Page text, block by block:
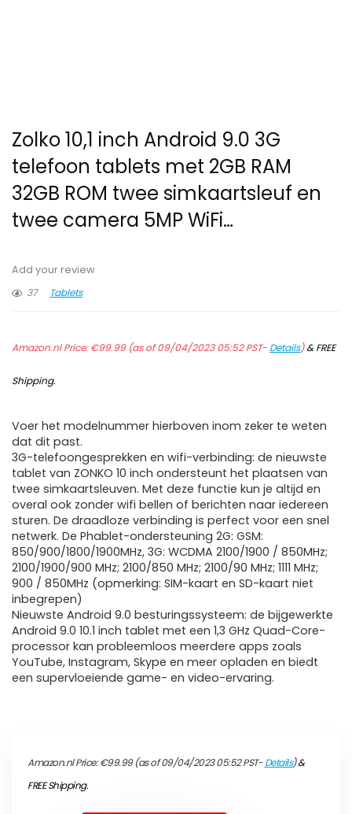
Zolko 10,1 inch Android 9.0 3G
telefoon tablets met 2GB RAM
32GB ROM twee simkaartsleuf en
twee camera 5MP WiFi…
Add your review
37
Tablets
Amazon.nl Price:€99.99(as of 09/04/2023 05:52 PST- Details)&FREE
Shipping.
Voer het modelnummer hierboven inom zeker te weten
dat dit past.
3G-telefoongesprekken en wifi-verbinding: de nieuwste
tablet van ZONKO 10 inch ondersteunt het plaatsen van
twee simkaartsleuven. Met deze functie kun je altijd en
overal ook zonder wifi bellen of berichten naar iedereen
sturen. De draadloze verbinding is perfect voor een snel
netwerk. De Phablet-ondersteuning 2G: GSM:
850/900/1800/1900MHz, 3G: WCDMA 2100/1900 / 850MHz;
2100/1900/900 MHz; 2100/850 MHz; 2100/90 MHz; 1111 MHz;
900 / 850MHz (opmerking: SIM-kaart en SD-kaart niet
inbegrepen)
Nieuwste Android 9.0 besturingssysteem: de bijgewerkte
Android 9.0 10.1 inch tablet met een 1,3 GHz Quad-Core-
processor kan probleemloos meerdere apps zoals
YouTube, Instagram, Skype en meer opladen en biedt
een supervloeiende game- en video-ervaring.
Amazon.nl Price:€99.99(as of 09/04/2023 05:52 PST-Details)&
FREE Shipping.